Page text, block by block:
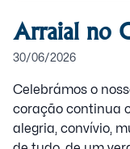
Arraial no
30/06/2026
Celebrámos o
coração continua
alegria, convívio,